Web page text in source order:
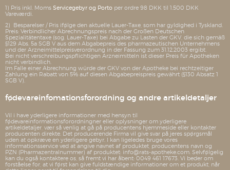
1) Pris inkl. Moms Servicegebyr og Porto per ordre 98 DKK til 1.500 DKK
Vareværdi.
2) Besparelser / Pris ifølge den aktuelle Lauer-Taxe, som har gyldighed i Tyskland.
Preis: Verbindlicher Abrechnungspreis nach der Großen Deutschen
Spezialitätentaxe (sog. Lauer-Taxe) bei Abgabe zu Lasten der GKV, die sich gemäß
§129 Abs. 5a SGB V aus dem Abgabepreis des pharmazeutischen Unternehmens
und der Arzneimittelpreisverordnung in der Fassung zum 31.12.2003 ergibt.
Bei nicht verschreibungspflichtigen Arzneimitteln ist dieser Preis für Apotheken
nicht verbindlich.
Im Falle einer Abrechnung würde der GKV von der Apotheke bei rechtzeitiger
Zahlung ein Rabatt von 5% auf diesen Abgabepreispreis gewährt (§130 Absatz 1
SGB V).
fødevareinfomationsforordning og andre artikeldetaljer
Vil i have yderligere informationer med hensyn til
fødevareinformationsforordningner eller oplysninger om yderligere
artikeldetaljer, vær så venlig at gå på producentens hjemmeside eller kontakter
producenten direkte. Det producerende Firma vil give svar på jeres spørgsmål
uden at opkræve en yderligere gebyr. I kan ligeledes bruge vores
informationsservice ved at angive navnet af produktet, producentens navn og
PZN (Pharmazentralnummer) af produktet: info@rats-apotheke.com. Selvfølgelig
kan du også kontaktere os, så fremt vi har åbent: 0049 461 17673. Vi beder om
forståelse for, at vi først kan give fuldstændige informationer om et produkt, når